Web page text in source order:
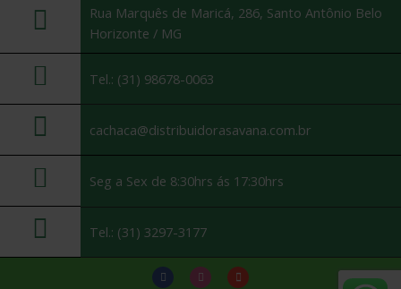
Rua Marquês de Maricá, 286, Santo Antônio Belo
Horizonte / MG
Tel.: (31) 98678-0063
cachaca@distribuidorasavana.com.br
Seg a Sex de 8:30hrs ás 17:30hrs
Tel.: (31) 3297-3177